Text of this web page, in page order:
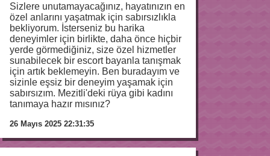
Sizlere unutamayacağınız, hayatınızın en
özel anlarını yaşatmak için sabırsızlıkla
bekliyorum. İsterseniz bu harika
deneyimler için birlikte, daha önce hiçbir
yerde görmediğiniz, size özel hizmetler
sunabilecek bir escort bayanla tanışmak
için artık beklemeyin. Ben buradayım ve
sizinle eşsiz bir deneyim yaşamak için
sabırsızım. Mezitli'deki rüya gibi kadını
tanımaya hazır mısınız?
26 Mayıs 2025 22:31:35